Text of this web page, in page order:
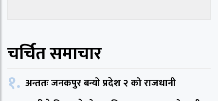
चर्चित समाचार
१. अन्ततः जनकपुर बन्यो प्रदेश २ को राजधानी